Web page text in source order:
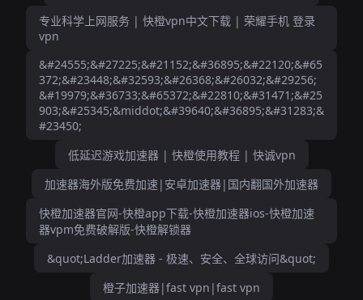
专业科学上网服务 | 快橙vpn中文下载 | 荣耀手机 登录
vpn
&#24555;&#27225;&#21152;&#36895;&#22120;&#65
372;&#23448;&#32593;&#26368;&#26032;&#29256;
&#19979;&#36733;&#65372;&#22810;&#31471;&#25
903;&#25345;&middot;&#39640;&#36895;&#31283;&
#23450;
低延迟游戏加速器 | 快橙使用教程 | 快诚vpn
加速器海外版免费加速|安卓加速器|国内翻国外加速器
快橙加速器官网-快橙app下载-快橙加速器ios-快橙加速
器vpm免费破解版-快橙解锁器
&quot;Ladder加速器 - 极速、安全、全球访问&quot;
橙子加速器|fast vpn|fast vpn